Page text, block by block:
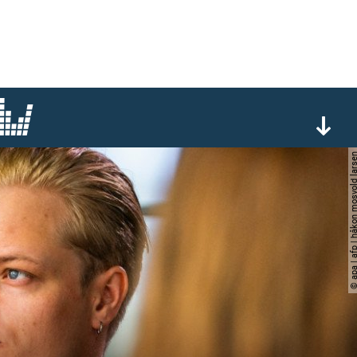
© apa | afp |